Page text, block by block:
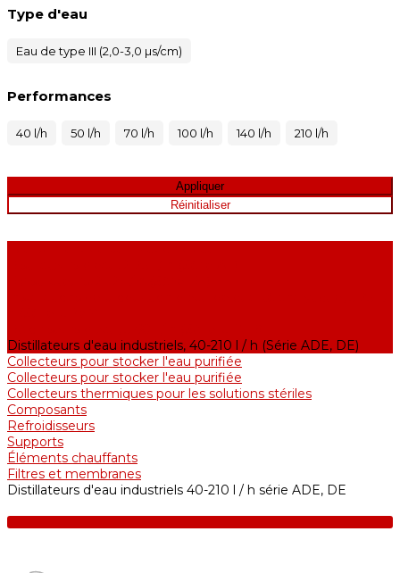
Type d'eau
Eau de type III (2,0-3,0 µs/cm)
Performances
40 l/h 50 l/h 70 l/h 100 l/h 140 l/h 210 l/h
Distillateurs d'eau industriels, 40-210 l / h (Série ADE, DE)
Collecteurs pour stocker l'eau purifiée
Collecteurs pour stocker l'eau purifiée
Collecteurs thermiques pour les solutions stériles
Composants
Refroidisseurs
Supports
Éléments chauffants
Filtres et membranes
Distillateurs d'eau industriels 40-210 l / h série ADE, DE